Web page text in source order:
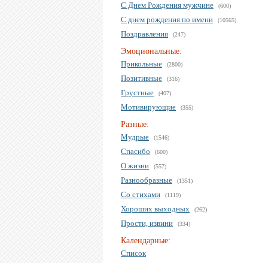
С Днем Рождения мужчине (600)
С днем рождения по имени (10565)
Поздравления (247)
Эмоциональные:
Прикольные
(2800)
Позитивные (316)
Грустные (407)
Мотивирующие (355)
Разные:
Мудрые
(1546)
Спасибо (600)
О жизни (557)
Разнообразные (1351)
Со стихами (1119)
Хороших выходных (262)
Прости, извини (334)
Календарные:
Список